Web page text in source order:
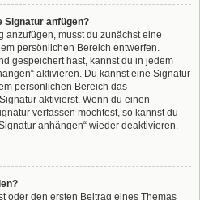
Signatur anfügen?
anzufügen, musst du zunächst eine
persönlichen Bereich entwerfen.
gespeichert hast, kannst du in jedem
aktivieren. Du kannst eine Signatur
persönlichen Bereich das
aktivierst. Wenn du einen
verfassen möchtest, so kannst du
anhängen“ wieder deaktivieren.
oder den ersten Beitrag eines Themas